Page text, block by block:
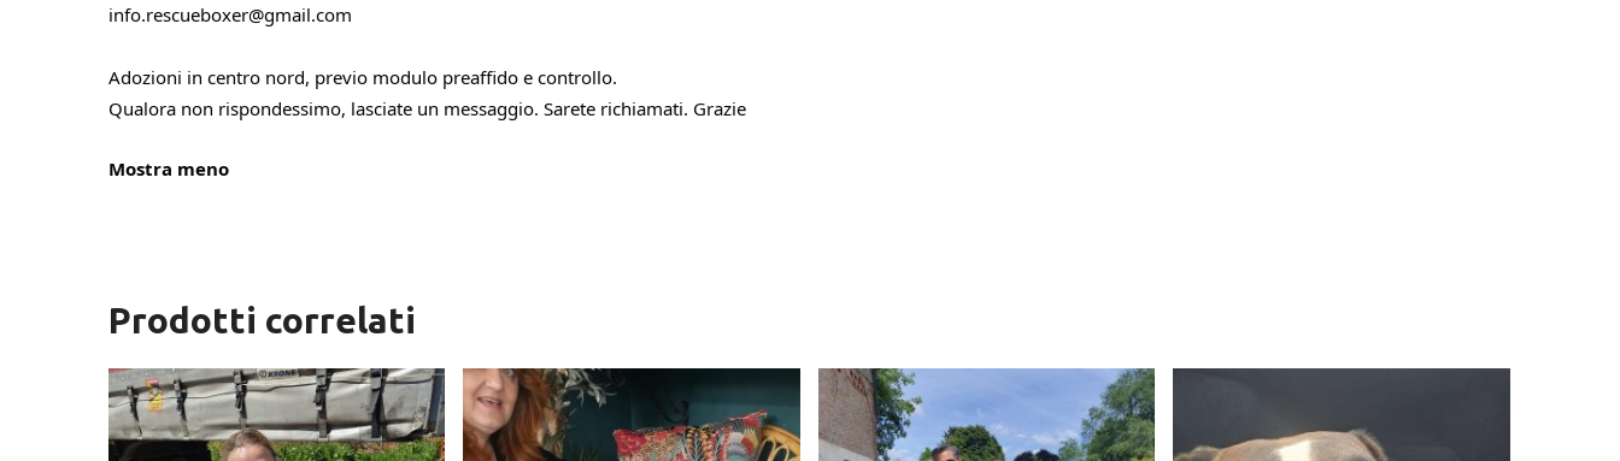
info.rescueboxer@gmail.com
Adozioni in centro nord, previo modulo preaffido e controllo.
Qualora non rispondessimo, lasciate un messaggio. Sarete richiamati. Grazie
Mostra meno
Prodotti correlati